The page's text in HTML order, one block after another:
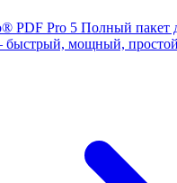
® PDF Pro 5 Полный пакет
мощный, простой